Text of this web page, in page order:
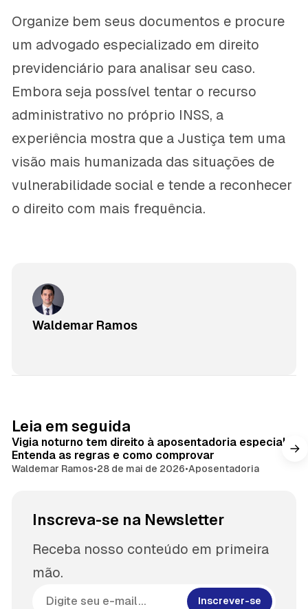
Organize bem seus documentos e procure
um advogado especializado em direito
previdenciário para analisar seu caso.
Embora seja possível tentar o recurso
administrativo no próprio INSS, a
experiência mostra que a Justiça tem uma
visão mais humanizada das situações de
vulnerabilidade social e tende a reconhecer
o direito com mais frequência.
Waldemar Ramos
Leia em seguida
Vigia noturno tem direito à aposentadoria especial?
Entenda as regras e como comprovar
Waldemar Ramos•28 de mai de 2026•Aposentadoria
Inscreva-se na Newsletter
Receba nosso conteúdo em primeira
mão.
Inscrever-se